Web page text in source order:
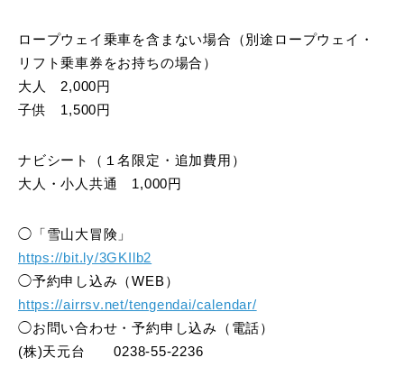
ロープウェイ乗車を含まない場合（別途ロープウェイ・
リフト乗車券をお持ちの場合）
大人 2,000円
子供 1,500円
ナビシート（１名限定・追加費用）
大人・小人共通 1,000円
◯「雪山大冒険」
https://bit.ly/3GKIlb2
◯予約申し込み（WEB）
https://airrsv.net/tengendai/calendar/
◯お問い合わせ・予約申し込み（電話）
(株)天元台 0238-55-2236